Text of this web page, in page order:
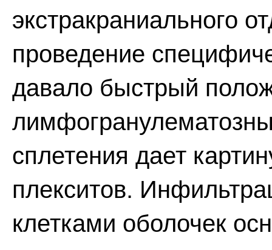
экстракраниального
проведение
давало быстрый
сплетения дает
плекситов.
клетками оболочек